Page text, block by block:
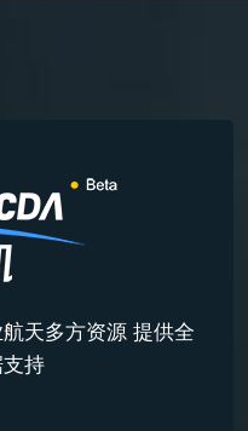
天多方资源 提供全
持